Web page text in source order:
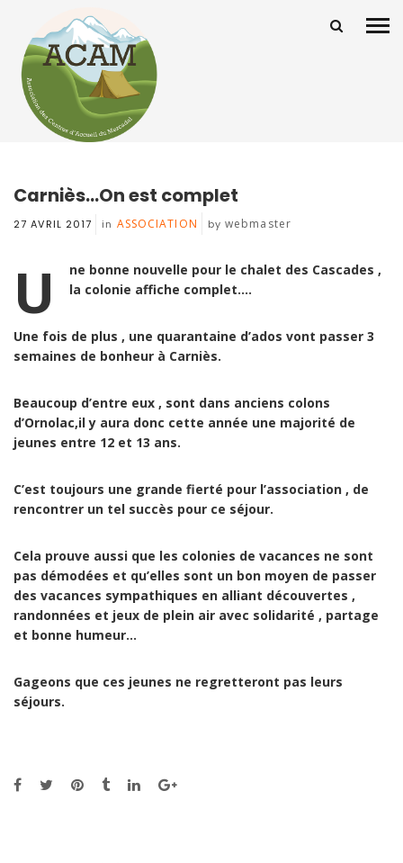
Carniès…On est complet
27 AVRIL 2017 in ASSOCIATION bywebmaster
U
ne bonne nouvelle pour le chalet des Cascades ,
la colonie affiche complet….
Une fois de plus , une quarantaine d’ados vont passer 3
semaines de bonheur à Carniès.
Beaucoup d’entre eux , sont dans anciens colons
d’Ornolac,il y aura donc cette année une majorité de
jeunes entre 12 et 13 ans.
C’est toujours une grande fierté pour l’association , de
rencontrer un tel succès pour ce séjour.
Cela prouve aussi que les colonies de vacances ne sont
pas démodées et qu’elles sont un bon moyen de passer
des vacances sympathiques en alliant découvertes ,
randonnées et jeux de plein air avec solidarité , partage
et bonne humeur…
Gageons que ces jeunes ne regretteront pas leurs
séjours.